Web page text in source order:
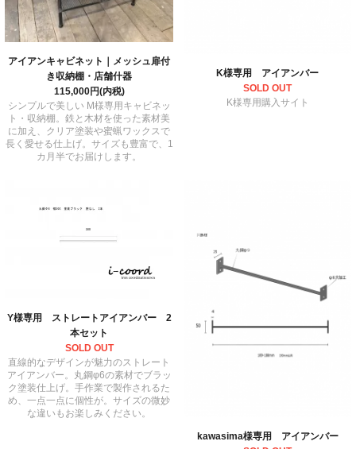
アイアンキャビネット｜メッシュ扉付
き収納棚・店舗什器
115,000円(内税)
シンプルで美しい M様専用キャビネッ
ト・収納棚。鉄と木材を使った素材美
に加え、クリア塗装や蜜蝋ワックスで
長く愛せる仕上げ。サイズも豊富で、1
カ月半でお届けします。
K様専用 アイアンバー
SOLD OUT
K様専用購入サイト
Y様専用 ストレートアイアンバー 2
本セット
SOLD OUT
直線的なデザインが魅力のストレート
アイアンバー。丸鋼φ6の素材でブラッ
ク塗装仕上げ。手作業で製作されるた
め、一点一点に個性が。サイズの微妙
な違いもお楽しみください。
kawasima様専用 アイアンバー